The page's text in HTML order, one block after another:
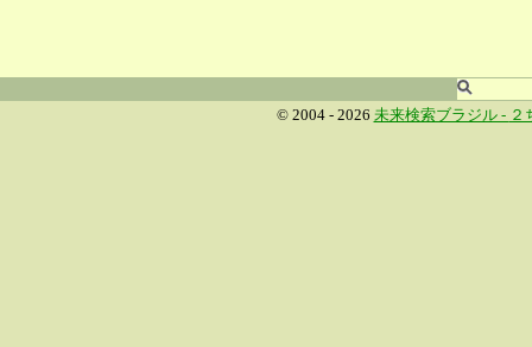
© 2004 - 2026 未来検索ブラジル - ２